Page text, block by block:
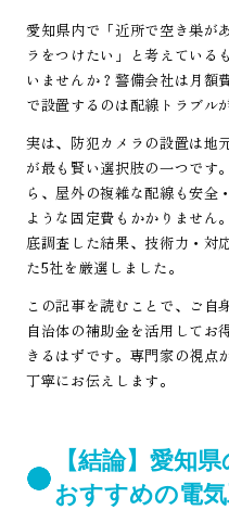
愛知県内で「近所で空き巣が
ラをつけたい」と考えている
いませんか？警備会社は月額
で設置するのは配線トラブル
実は、防犯カメラの設置は地
が最も賢い選択肢の一つです
ら、屋外の複雑な配線も安全
ような固定費もかかりません
底調査した結果、技術力・対
た5社を厳選しました。
この記事を読むことで、ご自
自治体の補助金を活用してお
きるはずです。専門家の視点
丁寧にお伝えします。
【結論】愛知
おすすめの電